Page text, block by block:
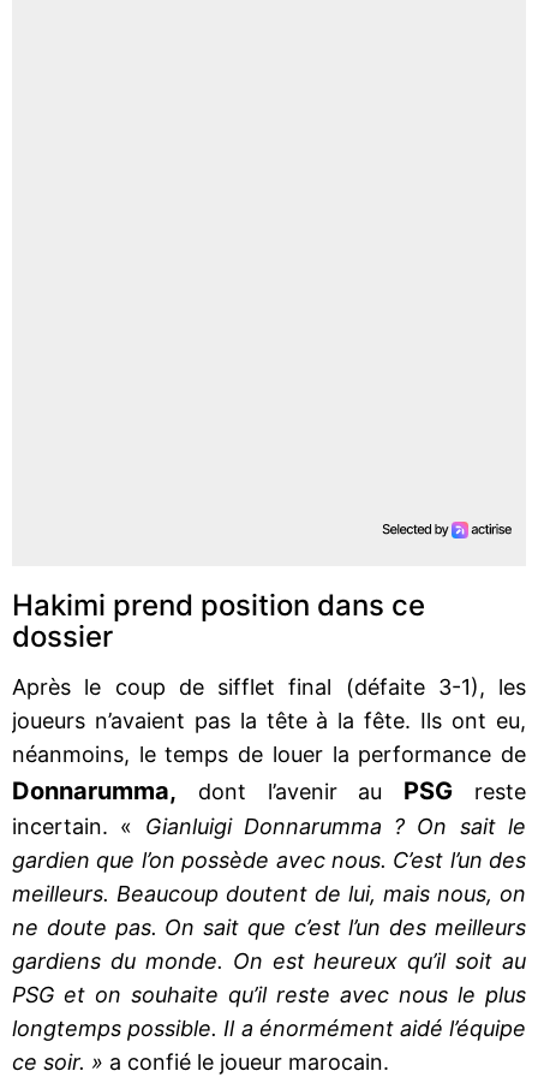
Hakimi prend position dans ce
dossier
Après le coup de sifflet final (défaite 3-1), les
joueurs n’avaient pas la tête à la fête. Ils ont eu,
néanmoins, le temps de louer la performance de
Donnarumma, dont l’avenir au PSG
reste
incertain. « Gianluigi Donnarumma ? On sait le
gardien que l’on possède avec nous. C’est l’un des
meilleurs. Beaucoup doutent de lui, mais nous, on
ne doute pas. On sait que c’est l’un des meilleurs
gardiens du monde. On est heureux qu’il soit au
PSG et on souhaite qu’il reste avec nous le plus
longtemps possible. Il a énormément aidé l’équipe
ce soir. » a confié le joueur marocain.